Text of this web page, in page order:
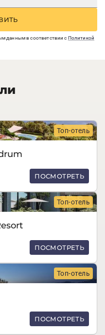
данным в соответствии с Политикой
Топ-отель
ПОСМОТРЕТЬ
Топ-отель
ПОСМОТРЕТЬ
Топ-отель
ПОСМОТРЕТЬ